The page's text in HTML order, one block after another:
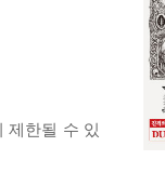
제한될 수 있